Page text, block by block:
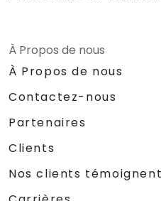
À Propos de nous
À Propos de nous
Contactez-nous
Partenaires
Clients
Nos clients témoignent